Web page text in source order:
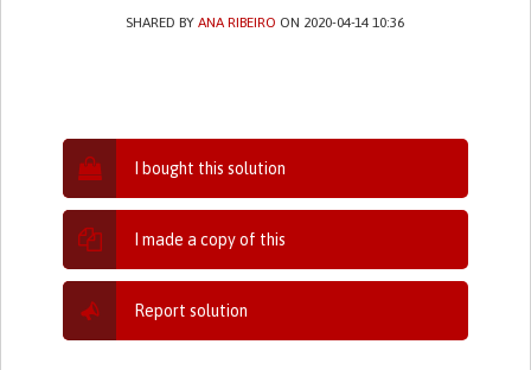
SHARED BYANA RIBEIRO ON 2020-04-14 10:36
I bought this solution
I made a copy of this
Report solution